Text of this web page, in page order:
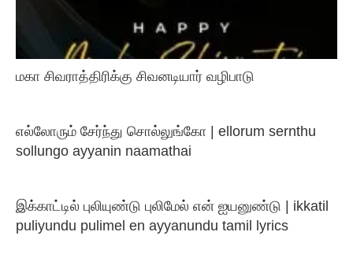
மகா சிவராத்திரிக்கு சிவனடியார் வழிபாடு
எல்லோரும் சேர்ந்து சொல்லுங்கோ | ellorum sernthu
sollungo ayyanin naamathai
இக்காட்டில் புலியுண்டு புலிமேல் என் ஐயனுண்டு | ikkatil
puliyundu pulimel en ayyanundu tamil lyrics